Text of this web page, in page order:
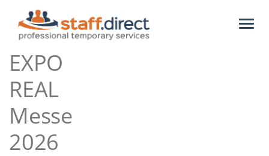
Toggle
EXPO
REAL
Messe
2026